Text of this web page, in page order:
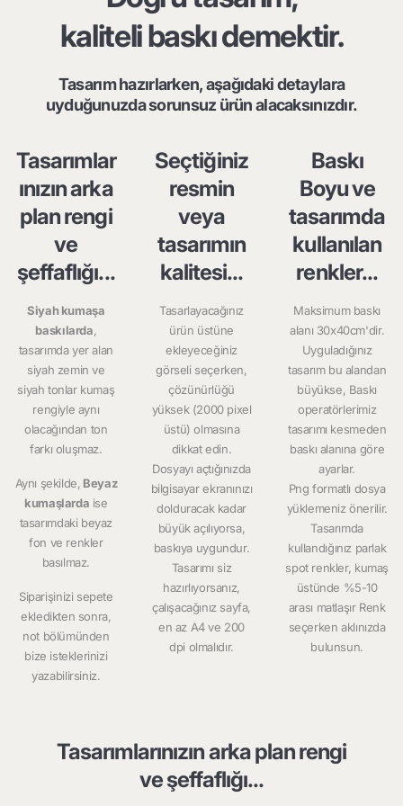
kaliteli baskı demektir.
Tasarım hazırlarken, aşağıdaki detaylara
uyduğunuzda sorunsuz ürün alacaksınızdır.
Tasarımlar
ınızın arka
plan rengi
ve
şeffaflığı...
Siyah kumaşa
baskılarda,
tasarımda yer alan
siyah zemin ve
siyah tonlar kumaş
rengiyle aynı
olacağından ton
farkı oluşmaz.
Aynı şekilde, Beyaz
kumaşlarda ise
tasarımdaki beyaz
fon ve renkler
basılmaz.
Siparişinizi sepete
ekledikten sonra,
not bölümünden
bize isteklerinizi
yazabilirsiniz.
Seçtiğiniz
resmin
veya
tasarımın
kalitesi...
Tasarlayacağınız
ürün üstüne
ekleyeceğiniz
görseli seçerken,
çözünürlüğü
yüksek (2000 pixel
üstü) olmasına
dikkat edin.
Dosyayı açtığınızda
bilgisayar ekranınızı
dolduracak kadar
büyük açılıyorsa,
baskıya uygundur.
Tasarımı siz
hazırlıyorsanız,
çalışacağınız sayfa,
en az A4 ve 200
dpi olmalıdır.
Baskı
Boyu ve
tasarımda
kullanılan
renkler...
Maksimum baskı
alanı 30x40cm'dir.
Uyguladığınız
tasarım bu alandan
büyükse, Baskı
operatörlerimiz
tasarımı kesmeden
baskı alanına göre
ayarlar.
Png formatlı dosya
yüklemeniz önerilir.
Tasarımda
kullandığınız parlak
spot renkler, kumaş
üstünde %5-10
arası matlaşır Renk
seçerken aklınızda
bulunsun.
Tasarımlarınızın arka plan rengi
ve şeffaflığı...